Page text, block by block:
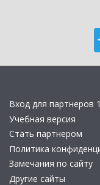
Вход для партнеров
Учебная версия
Стать партнером
Политика
Замечания по сайту
Другие сайты